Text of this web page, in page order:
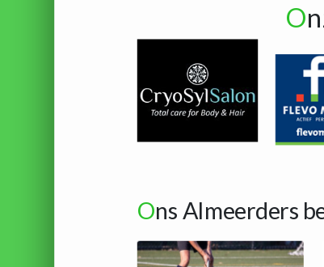
O
Ons Almeerders